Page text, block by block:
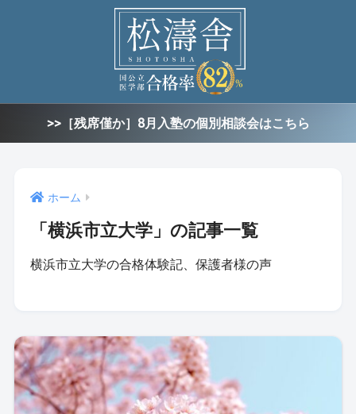
>>［残席僅か］8月入塾の個別相談会はこちら
ホーム
「横浜市立大学」の記事一覧
横浜市立大学の合格体験記、保護者様の声